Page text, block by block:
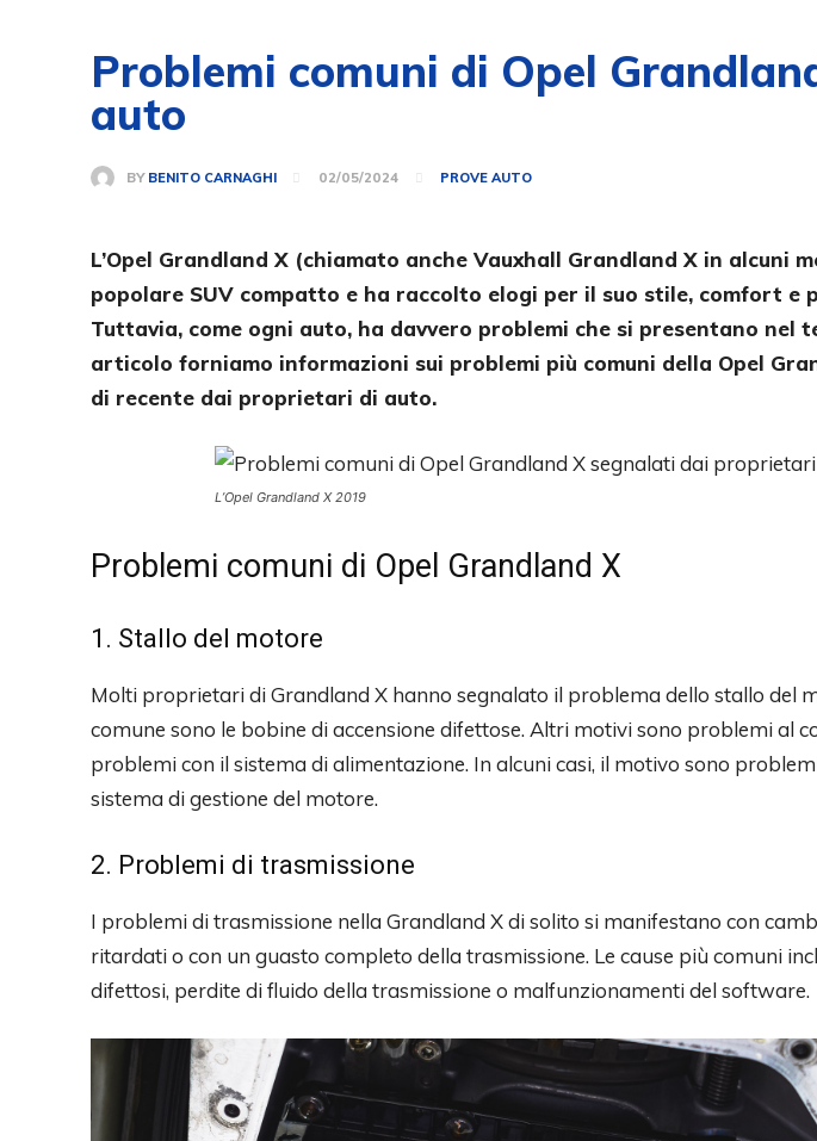
Problemi comuni di Opel
auto
BY BENITO CARNAGHI 02/05/2024 PROVE AUTO
L’Opel Grandland X (chiamato anche Vauxhall Grandland X in alcuni
popolare SUV compatto e ha raccolto elogi per il suo stile, comfort e
Tuttavia, come ogni auto, ha davvero problemi che si presentano nel
articolo forniamo informazioni sui problemi più comuni della Opel
di recente dai proprietari di auto.
L’Opel Grandland X 2019
Problemi comuni di Opel Grandland X
1. Stallo del motore
Molti proprietari di Grandland X hanno segnalato il problema dello stallo del
comune sono le bobine di accensione difettose. Altri motivi sono problemi al
problemi con il sistema di alimentazione. In alcuni casi, il motivo sono
sistema di gestione del motore.
2. Problemi di trasmissione
I problemi di trasmissione nella Grandland X di solito si manifestano con
ritardati o con un guasto completo della trasmissione. Le cause più comuni
difettosi, perdite di fluido della trasmissione o malfunzionamenti del software.